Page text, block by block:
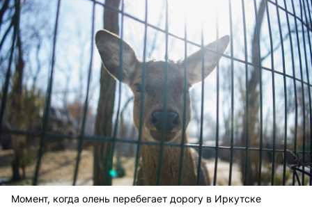
Момент, когда олень перебегает дорогу в Иркутске